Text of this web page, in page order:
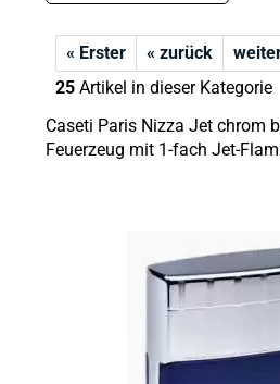
« Erster « zurück
25Artikel in dieser Kategorie
Caseti Paris Nizza Jet chrom
Feuerzeug mit 1-fach Jet-